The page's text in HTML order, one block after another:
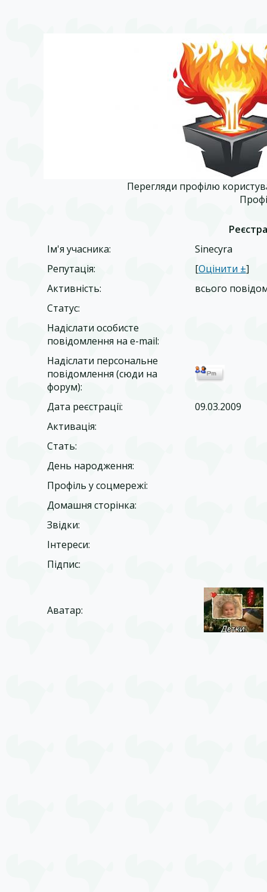
Перегляди профілю
Ім'я учасника:
Sinecyra
Репутація:
[Оцінити ±]
Активність:
всього
Статус:
Надіслати особисте
повідомлення на e-mail:
Надіслати персональне
повідомлення (сюди на
форум):
Дата реєстрації:
09.03.2009
Активація:
Стать:
День народження:
Профіль у соцмережі:
Домашня сторінка:
Звідки:
Інтереси:
Підпис:
Аватар: